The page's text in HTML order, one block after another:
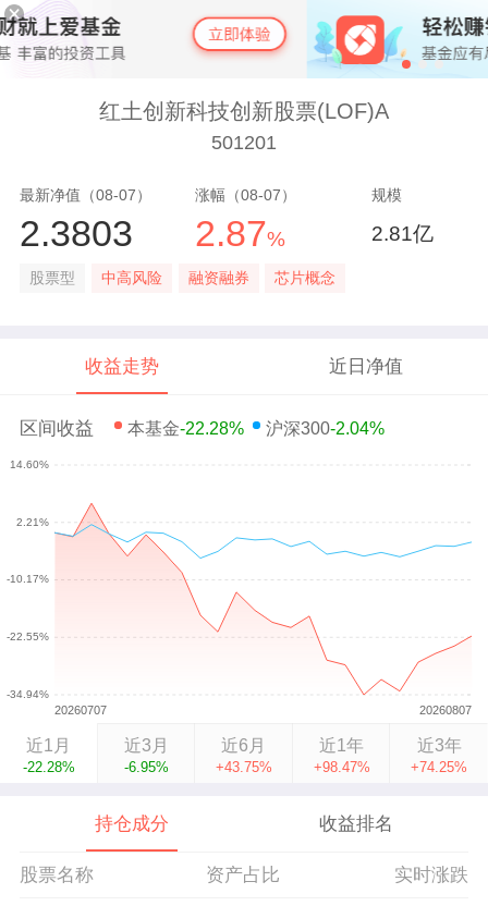
红土创新科技创新股票(LOF)A
501201
最新净值（08-07）
2.3803
涨幅（08-07）
2.87%
规模
2.81亿
股票型 中高风险 融资融券 芯片概念
收益走势 近日净值
区间收益 本基金-22.28% 沪深300-2.04%
近1月
-22.28%
近3月
-6.95%
近6月
+43.75%
近1年
+98.47%
近3年
+74.25%
持仓成分 收益排名
股票名称 资产占比 实时涨跌